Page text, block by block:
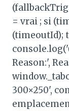
= vrai ; si
(timeoutId);
Reason:',
300×250',